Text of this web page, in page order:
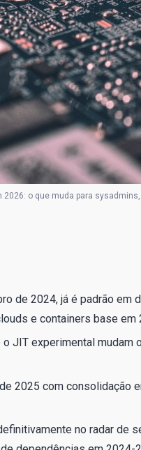
2026: o que muda para
de 2024, já é padrão
e containers base em
JIT experimental
2025 com consolidação
no radar de